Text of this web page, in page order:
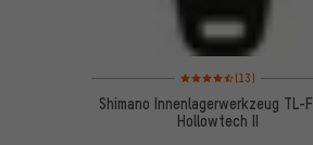
Bewertungen: 4,5 von
(13)
Shimano Innenlagerwerkzeug TL-
Hollowtech II